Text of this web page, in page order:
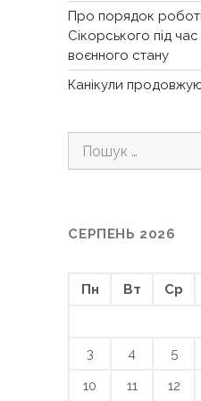
Про порядок роботи
Сікорського під
воєнного стану
Канікули
СЕРПЕНЬ 2026
Пн Вт Ср
3
4 5
10
11 12